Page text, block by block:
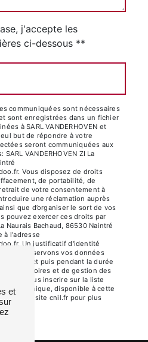
j'accepte les
ci-dessous **
communiquées sont nécessaires
sont enregistrées dans un fichier
à SARL VANDERHOVEN et
but de répondre à votre
seront communiquées aux
VANDERHOVEN ZI La
Vous disposez de droits
de portabilité, de
de votre consentement à
une réclamation auprès
que d’organiser le sort de vos
pouvez exercer ces droits par
Naurais Bachaud, 86530 Naintré
à l'adresse
Un justificatif d'identité
Nous conservons vos données
de contact puis pendant la durée
probatoires et de gestion des
de vous inscrire sur la liste
téléphonique, disponible à cette
le site cnil.fr pour plus
et